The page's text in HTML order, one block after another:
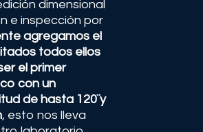
dimensional
e inspección por
agregamos el
todos ellos
el primer
con un
de hasta 120¨y
, esto nos lleva